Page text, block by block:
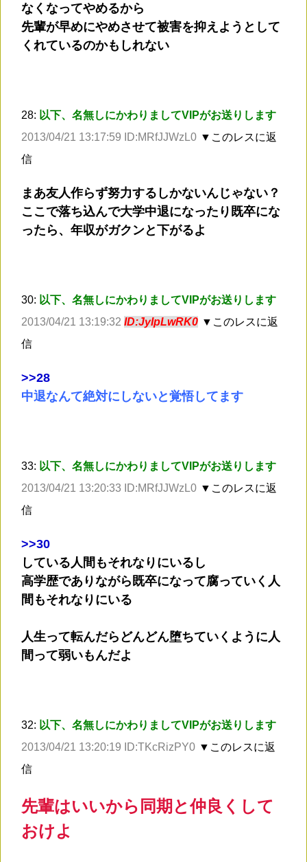
なくなってやめるから
先輩が早めにやめさせて被害を抑えようとして
くれているのかもしれない
28: 以下、名無しにかわりましてVIPがお送りします
2013/04/21 13:17:59 ID:MRfJJWzL0 ▼このレスに返
信
まあ友人作らず努力するしかないんじゃない？
ここで落ち込んで大学中退になったり既卒にな
ったら、年収がガクンと下がるよ
30: 以下、名無しにかわりましてVIPがお送りします
2013/04/21 13:19:32 ID:JyIpLwRK0 ▼このレスに返
信
>>28
中退なんて絶対にしないと覚悟してます
33: 以下、名無しにかわりましてVIPがお送りします
2013/04/21 13:20:33 ID:MRfJJWzL0 ▼このレスに返
信
>>30
している人間もそれなりにいるし
高学歴でありながら既卒になって腐っていく人
間もそれなりにいる
人生って転んだらどんどん堕ちていくように人
間って弱いもんだよ
32: 以下、名無しにかわりましてVIPがお送りします
2013/04/21 13:20:19 ID:TKcRizPY0 ▼このレスに返
信
先輩はいいから同期と仲良くして
おけよ